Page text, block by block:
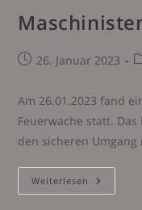
Beitrag26. Januar 2023
Am 26.01.2023 fand
Feuerwache statt.
den sicheren
Weiterlesen
Übung